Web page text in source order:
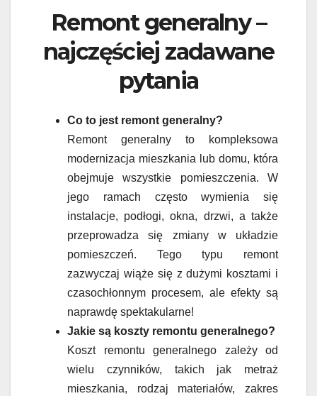
Remont generalny –
najczęściej zadawane
pytania
Co to jest remont generalny?
Remont generalny to kompleksowa
modernizacja mieszkania lub domu, która
obejmuje wszystkie pomieszczenia. W
jego ramach często wymienia się
instalacje, podłogi, okna, drzwi, a także
przeprowadza się zmiany w układzie
pomieszczeń. Tego typu remont
zazwyczaj wiąże się z dużymi kosztami i
czasochłonnym procesem, ale efekty są
naprawdę spektakularne!
Jakie są koszty remontu generalnego?
Koszt remontu generalnego zależy od
wielu czynników, takich jak metraż
mieszkania, rodzaj materiałów, zakres